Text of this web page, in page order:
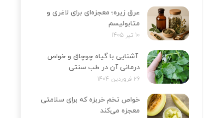
عرق زیره؛ معجزه‌ای برای لاغری و
متابولیسم
10 تیر 1405
آشنایی با گیاه چوچاق و خواص
درمانی آن در طب سنتی
26 فروردین 1404
خواص تخم خربزه که برای سلامتی
معجزه می‌کند